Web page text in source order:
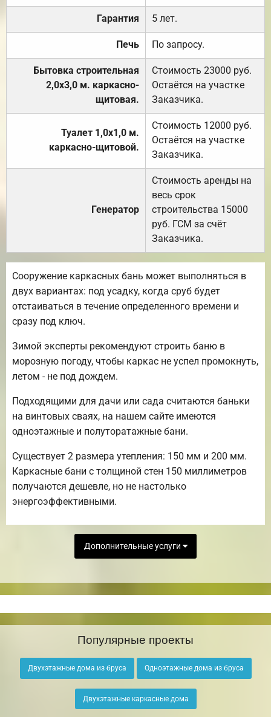
Гарантия 5 лет.
Печь По запросу.
Бытовка строительная
2,0х3,0 м. каркасно-
щитовая.
Стоимость 23000 руб.
Остаётся на участке
Заказчика.
Туалет 1,0х1,0 м.
каркасно-щитовой.
Стоимость 12000 руб.
Остаётся на участке
Заказчика.
Генератор
Стоимость аренды на
весь срок
строительства 15000
руб. ГСМ за счёт
Заказчика.
Сооружение каркасных бань может выполняться в
двух вариантах: под усадку, когда сруб будет
отстаиваться в течение определенного времени и
сразу под ключ.
Зимой эксперты рекомендуют строить баню в
морозную погоду, чтобы каркас не успел промокнуть,
летом - не под дождем.
Подходящими для дачи или сада считаются баньки
на винтовых сваях, на нашем сайте имеются
одноэтажные и полуторатажные бани.
Существует 2 размера утепления: 150 мм и 200 мм.
Каркасные бани с толщиной стен 150 миллиметров
получаются дешевле, но не настолько
энергоэффективными.
Дополнительные услуги
Популярные проекты
Двухэтажные дома из бруса Одноэтажные дома из бруса
Двухэтажные каркасные дома